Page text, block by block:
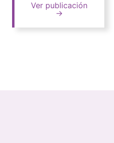
Ver publicación
→